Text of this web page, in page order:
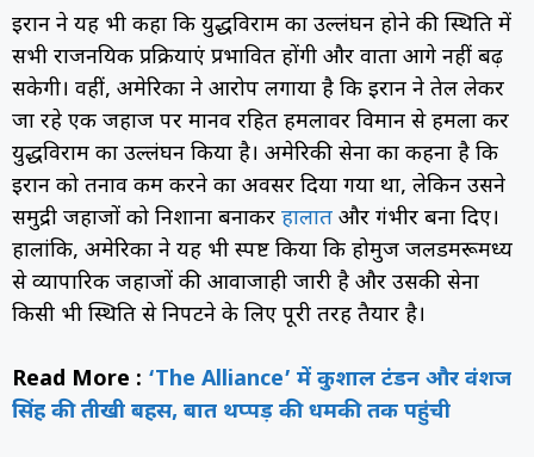
ईरान ने यह भी कहा कि युद्धविराम का उल्लंघन होने की स्थिति में
सभी राजनयिक प्रक्रियाएं प्रभावित होंगी और वार्ता आगे नहीं बढ़
सकेगी। वहीं, अमेरिका ने आरोप लगाया है कि ईरान ने तेल लेकर
जा रहे एक जहाज पर मानव रहित हमलावर विमान से हमला कर
युद्धविराम का उल्लंघन किया है। अमेरिकी सेना का कहना है कि
ईरान को तनाव कम करने का अवसर दिया गया था, लेकिन उसने
समुद्री जहाजों को निशाना बनाकर हालात और गंभीर बना दिए।
हालांकि, अमेरिका ने यह भी स्पष्ट किया कि होर्मुज जलडमरूमध्य
से व्यापारिक जहाजों की आवाजाही जारी है और उसकी सेना
किसी भी स्थिति से निपटने के लिए पूरी तरह तैयार है।
Read More : ‘The Alliance’ में कुशाल टंडन और वंशज
सिंह की तीखी बहस, बात थप्पड़ की धमकी तक पहुंची